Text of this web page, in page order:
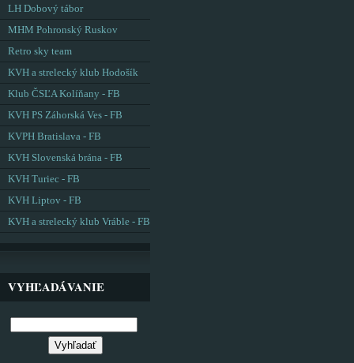
LH Dobový tábor
MHM Pohronský Ruskov
Retro sky team
KVH a strelecký klub Hodošík
Klub ČSĽA Kolíňany - FB
KVH PS Záhorská Ves - FB
KVPH Bratislava - FB
KVH Slovenská brána - FB
KVH Turiec - FB
KVH Liptov - FB
KVH a strelecký klub Vráble - FB
VYHĽADÁVANIE